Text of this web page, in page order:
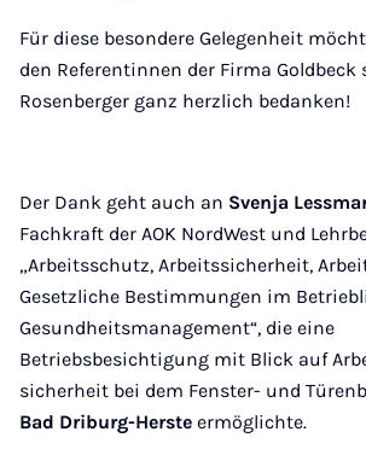
Für diese besondere Gelegenheit
den Referentinnen der Firma Goldbeck
Rosenberger ganz herzlich bedanken!
Der Dank geht auch an Svenja
Fachkraft der AOK NordWest und
„Arbeitsschutz, Arbeitssicherheit,
Gesetzliche Bestimmungen im
Gesundheitsmanagement“, die eine
Betriebsbesichtigung mit Blick auf
sicherheit bei dem Fenster- und
Bad Driburg-Herste ermöglichte.